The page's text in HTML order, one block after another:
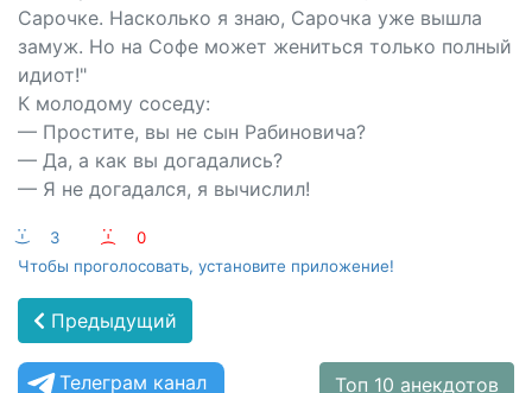
Сарочке. Насколько я знаю, Сарочка уже вышла
замуж. Но на Софе может жениться только полный
идиот!"
К молодому соседу:
— Простите, вы не сын Рабиновича?
— Да, а как вы догадались?
— Я не догадался, я вычислил!
:-) 3 :-(
0
Чтобы проголосовать, установите приложение!
Предыдущий
Телеграм канал Топ 10 анекдотов